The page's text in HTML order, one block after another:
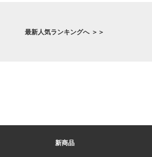
最新人気ランキングへ ＞＞
新商品